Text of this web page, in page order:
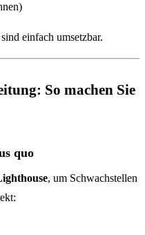
einfach umsetzbar.
So machen Sie
quo
, um Schwachstellen